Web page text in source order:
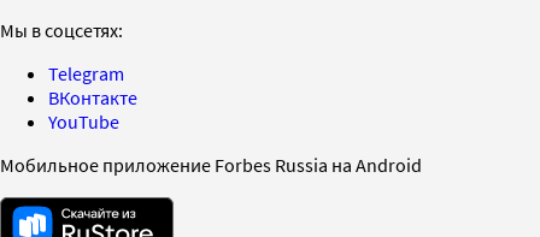
Мы в соцсетях:
Telegram
ВКонтакте
YouTube
Мобильное приложение Forbes Russia на Android